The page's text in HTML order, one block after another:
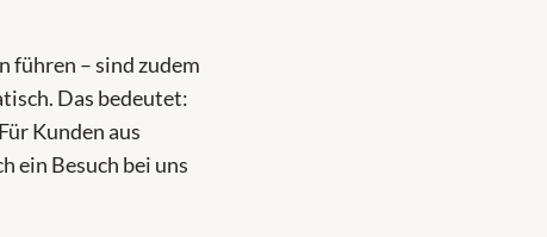
führen – sind zudem
Das bedeutet:
Kunden aus
ein Besuch bei uns